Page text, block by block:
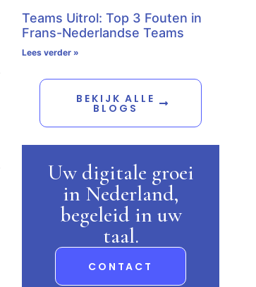
Teams Uitrol: Top 3 Fouten in
Frans-Nederlandse Teams
Lees verder »
BEKIJK ALLE
BLOGS
Uw digitale groei
in Nederland,
begeleid in uw
taal.
CONTACT